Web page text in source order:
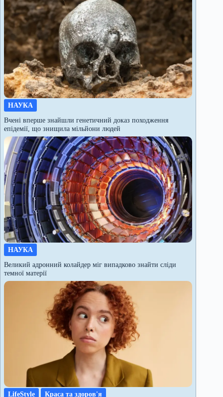
НАУКА
Вчені вперше знайшли генетичний доказ походження
епідемії, що знищила мільйони людей
НАУКА
Великий адронний колайдер міг випадково знайти сліди
темної матерії
LifeStyle Краса та здоров'я